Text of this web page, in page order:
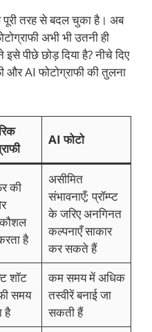
पूरी तरह से बदल चुका है। अब
अभी भी उतनी ही
इसे पीछे छोड़ दिया है? नीचे दिए
और AI फोटोग्राफी की तुलना
AI फोटो
की
है
असीमित
संभावनाएँ; प्रॉम्प्ट
के जरिए अनगिनत
कल्पनाएँ साकार
कर सकते हैं
शॉट
समय
है
कम समय में अधिक
तस्वीरें बनाई जा
सकती हैं